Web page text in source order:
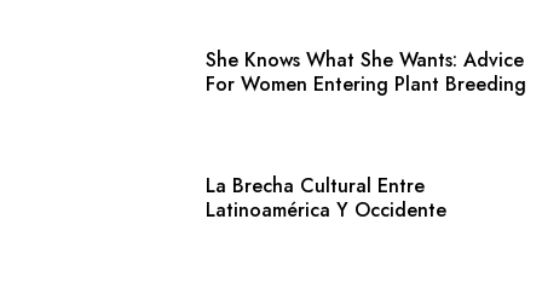
She Knows What She Wants: Advice
For Women Entering Plant Breeding
La Brecha Cultural Entre
Latinoamérica Y Occidente